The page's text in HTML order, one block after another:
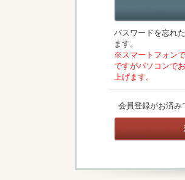
パスワードを忘れ
ます。
※スマートフォン
ですがパソコンで
上げます。
会員登録がお済み